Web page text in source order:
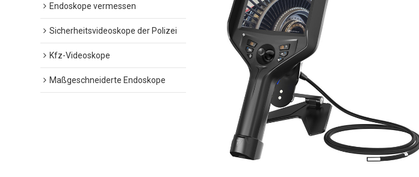
Endoskope vermessen
Sicherheitsvideoskope der Polizei
Kfz-Videoskope
Maßgeschneiderte Endoskope